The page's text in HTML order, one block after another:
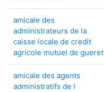
amicale des
administrateurs de la
caisse locale de credit
agricole mutuel de gueret
amicale des agents
administratifs de l